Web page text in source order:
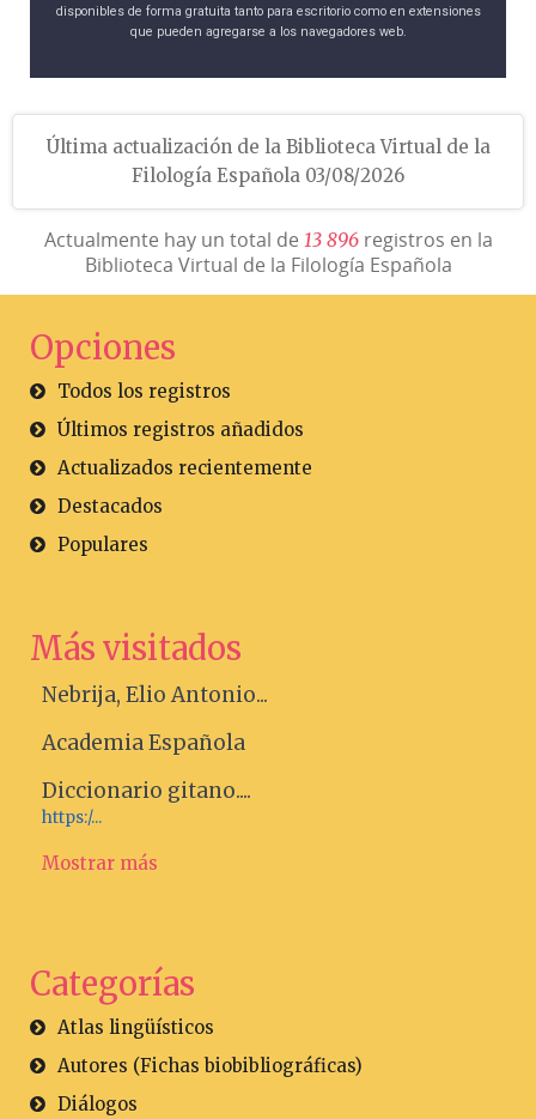
disponibles de forma gratuita tanto para escritorio como en extensiones
que pueden agregarse a los navegadores web.
Última actualización de la Biblioteca Virtual de la
Filología Española 03/08/2026
Actualmente hay un total de 13 896registros en la
Biblioteca Virtual de la Filología Española
Opciones
Todos los registros
Últimos registros añadidos
Actualizados recientemente
Destacados
Populares
Más visitados
Nebrija, Elio Antonio...
Academia Española
Diccionario gitano....
https:/...
Mostrar más
Categorías
Atlas lingüísticos
Autores (Fichas biobibliográficas)
Diálogos